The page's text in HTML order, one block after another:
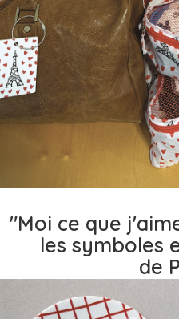
"Moi ce que
les symboles
de